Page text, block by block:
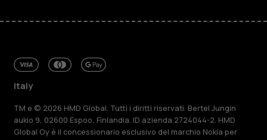
Italy
TM e © 2026 HMD Global. Tutti i diritti riservati. Bertel Jungin
aukio 9, 02600 Espoo, Finlandia. ID azienda 2724044-2. HMD
Global Oy è il concessionario esclusivo del marchio Nokia per